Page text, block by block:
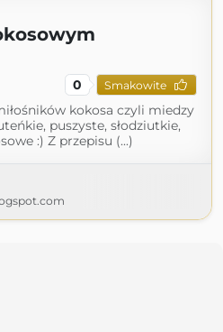
0 Smakowite
kokosa czyli miedzy
puszyste, słodziutkie,
:) Z przepisu (...)